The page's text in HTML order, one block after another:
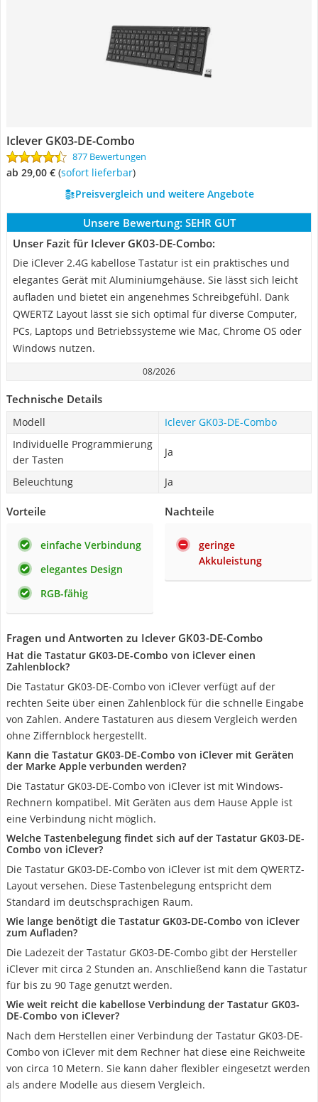
Iclever GK03-DE-Combo
877 Bewertungen
ab 29,00 € ( Sofort lieferbar)
Preisvergleich und weitere Angebote
Unsere Bewertung: SEHR GUT
Unser Fazit für Iclever GK03-DE-Combo:
Die iClever 2.4G kabellose Tastatur ist ein praktisches und
elegantes Gerät mit Aluminiumgehäuse. Sie lässt sich leicht
aufladen und bietet ein angenehmes Schreibgefühl. Dank
QWERTZ Layout lässt sie sich optimal für diverse Computer,
PCs, Laptops und Betriebssysteme wie Mac, Chrome OS oder
Windows nutzen.
08/2026
Technische Details
Modell
Iclever GK03-DE-Combo
Individuelle Programmierung
der Tasten
Ja
Beleuchtung Ja
Vorteile
einfache Verbindung
elegantes Design
RGB-fähig
Nachteile
geringe
Akkuleistung
Fragen und Antworten zu Iclever GK03-DE-Combo
Hat die Tastatur GK03-DE-Combo von iClever einen
Zahlenblock?
Die Tastatur GK03-DE-Combo von iClever verfügt auf der
rechten Seite über einen Zahlenblock für die schnelle Eingabe
von Zahlen. Andere Tastaturen aus diesem Vergleich werden
ohne Ziffernblock hergestellt.
Kann die Tastatur GK03-DE-Combo von iClever mit Geräten
der Marke Apple verbunden werden?
Die Tastatur GK03-DE-Combo von iClever ist mit Windows-
Rechnern kompatibel. Mit Geräten aus dem Hause Apple ist
eine Verbindung nicht möglich.
Welche Tastenbelegung findet sich auf der Tastatur GK03-DE-
Combo von iClever?
Die Tastatur GK03-DE-Combo von iClever ist mit dem QWERTZ-
Layout versehen. Diese Tastenbelegung entspricht dem
Standard im deutschsprachigen Raum.
Wie lange benötigt die Tastatur GK03-DE-Combo von iClever
zum Aufladen?
Die Ladezeit der Tastatur GK03-DE-Combo gibt der Hersteller
iClever mit circa 2 Stunden an. Anschließend kann die Tastatur
für bis zu 90 Tage genutzt werden.
Wie weit reicht die kabellose Verbindung der Tastatur GK03-
DE-Combo von iClever?
Nach dem Herstellen einer Verbindung der Tastatur GK03-DE-
Combo von iClever mit dem Rechner hat diese eine Reichweite
von circa 10 Metern. Sie kann daher flexibler eingesetzt werden
als andere Modelle aus diesem Vergleich.